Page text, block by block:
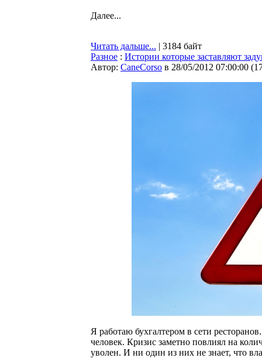
Далее...
Читать дальше... | 3184 байт
Разное : Истории которые заставляют
Автор: CaneCorso в 28/05/2012 07:00:00 (
Я работаю бухгалтером в сети
человек. Кризис заметно повлиял на
уволен. И ни один из них не знает, что